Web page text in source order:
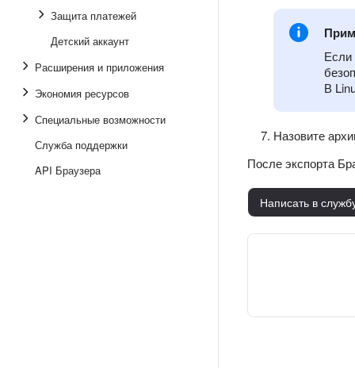
Защита платежей
Детский аккаунт
Расширения и приложения
Экономия ресурсов
Специальные возможности
Служба поддержки
API Браузера
Если
В
Назовите
После экспорта
Написать в